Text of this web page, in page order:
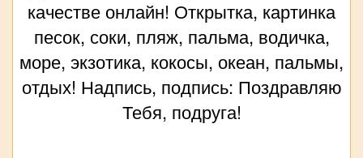
качестве онлайн! Открытка, картинка
песок, соки, пляж, пальма, водичка,
море, экзотика, кокосы, океан, пальмы,
отдых! Надпись, подпись: Поздравляю
Тебя, подруга!